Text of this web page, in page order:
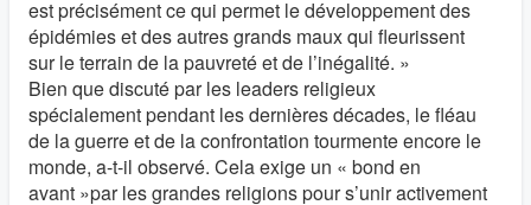
est précisément ce qui permet le développement des
épidémies et des autres grands maux qui fleurissent
sur le terrain de la pauvreté et de l’inégalité. »
Bien que discuté par les leaders religieux
spécialement pendant les dernières décades, le fléau
de la guerre et de la confrontation tourmente encore le
monde, a-t-il observé. Cela exige un « bond en
avant »par les grandes religions pour s’unir activement